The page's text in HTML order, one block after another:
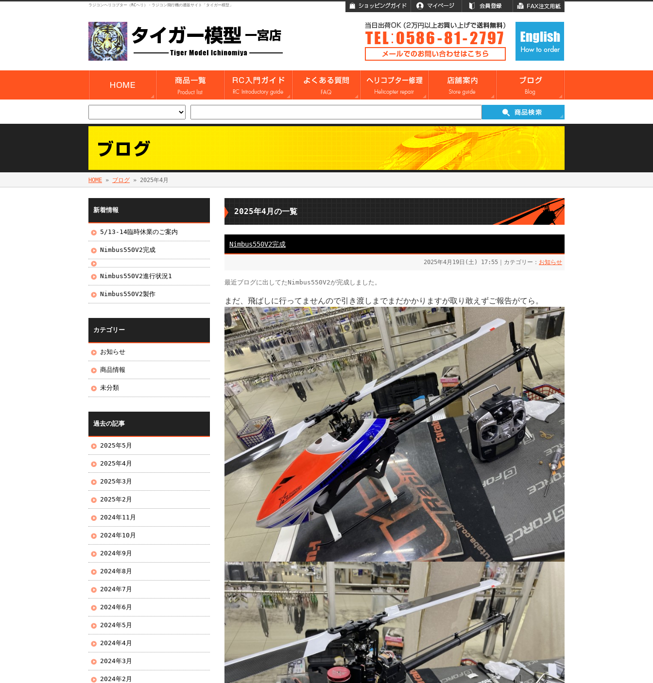
ラジコンヘリコプター（RCヘリ）・ラジコン飛行機の通販サイト「タイガー模型」
HOME » ブログ » 2025年4月
2025年4月の一覧
Nimbus550V2完成
2025年4月19日(土) 17:55｜カテゴリー： お知らせ
最近ブログに出してたNimbus550V2が完成しました。
まだ、飛ばしに行ってませんので引き渡しまでまだかかりますが取り敢えずご報告がてら。
新着情報
5/13-14臨時休業のご案内
Nimbus550V2完成
Nimbus550V2進行状況1
Nimbus550V2製作
カテゴリー
お知らせ
商品情報
未分類
過去の記事
2025年5月
2025年4月
2025年3月
2025年2月
2024年11月
2024年10月
2024年9月
2024年8月
2024年7月
2024年6月
2024年5月
2024年4月
2024年3月
2024年2月